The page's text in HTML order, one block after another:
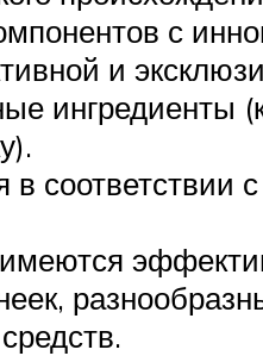
с
и
ингредиенты
в